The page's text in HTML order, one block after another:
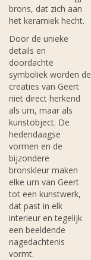
brons, dat zich aan
het keramiek hecht.
Door de unieke
details en
doordachte
symboliek worden de
creaties van Geert
niet direct herkend
als urn, maar als
kunstobject. De
hedendaagse
vormen en de
bijzondere
bronskleur maken
elke urn van Geert
tot een kunstwerk,
dat past in elk
interieur en tegelijk
een beeldende
nagedachtenis
vormt.